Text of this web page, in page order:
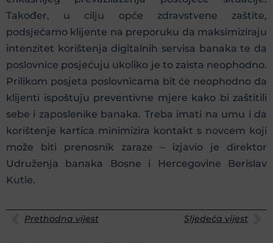
Također, u cilju opće zdravstvene zaštite,
podsjećamo klijente na preporuku da maksimiziraju
intenzitet korištenja digitalnih servisa banaka te da
poslovnice posjećuju ukoliko je to zaista neophodno.
Prilikom posjeta poslovnicama bit će neophodno da
klijenti ispoštuju preventivne mjere kako bi zaštitili
sebe i zaposlenike banaka. Treba imati na umu i da
korištenje kartica minimizira kontakt s novcem koji
može biti prenosnik zaraze – izjavio je direktor
Udruženja banaka Bosne i Hercegovine Berislav
Kutle.
Prethodna vijest Sljedeća vijest